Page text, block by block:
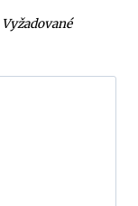
Vyžadované